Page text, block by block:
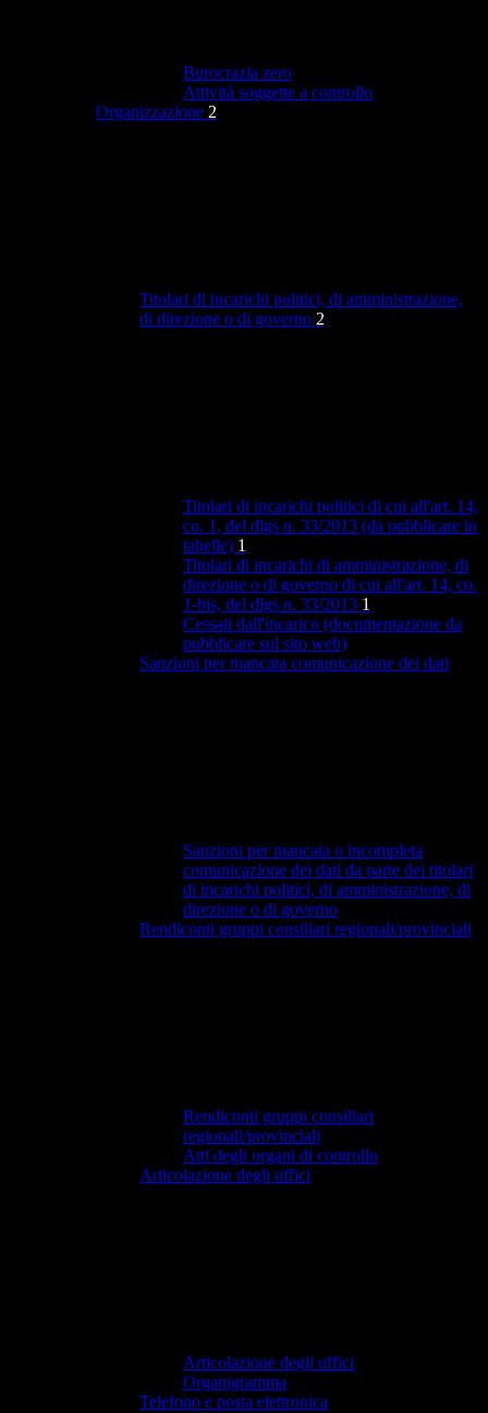
Burocrazia zero
Attività soggette a controllo
Organizzazione 2
Titolari di incarichi politici, di amministrazione,
di direzione o di governo 2
Titolari di incarichi politici di cui all'art. 14,
co. 1, del dlgs n. 33/2013 (da pubblicare in
tabelle) 1
Titolari di incarichi di amministrazione, di
direzione o di governo di cui all'art. 14, co.
1-bis, del dlgs n. 33/2013 1
Cessati dall'incarico (documentazione da
pubblicare sul sito web)
Sanzioni per mancata comunicazione dei dati
Sanzioni per mancata o incompleta
comunicazione dei dati da parte dei titolari
di incarichi politici, di amministrazione, di
direzione o di governo
Rendiconti gruppi consiliari regionali/provinciali
Rendiconti gruppi consiliari
regionali/provinciali
Atti degli organi di controllo
Articolazione degli uffici
Articolazione degli uffici
Organigramma
Telefono e posta elettronica